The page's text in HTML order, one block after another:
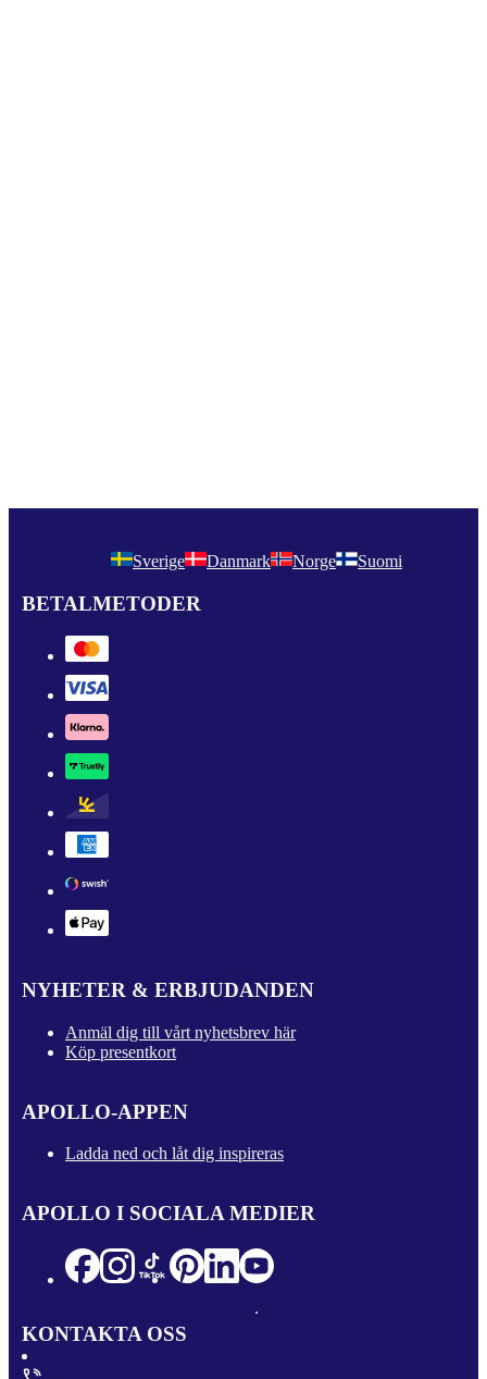
Sverige Danmark Norge Suomi
BETALMETODER
NYHETER & ERBJUDANDEN
Anmäl dig till vårt nyhetsbrev här
Köp presentkort
APOLLO-APPEN
Ladda ned och låt dig inspireras
APOLLO I SOCIALA MEDIER
KONTAKTA OSS